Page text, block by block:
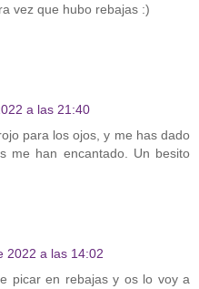
vez que hubo rebajas :)
a las 21:40
para los ojos, y me has dado
me han encantado. Un besito
2022 a las 14:02
picar en rebajas y os lo voy a